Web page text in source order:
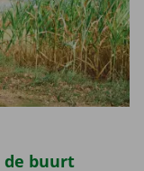
de buurt